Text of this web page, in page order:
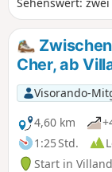
bemerkenswerte
Cher, ab
Visorando-
4,60 km
1:25 Std.
Start in